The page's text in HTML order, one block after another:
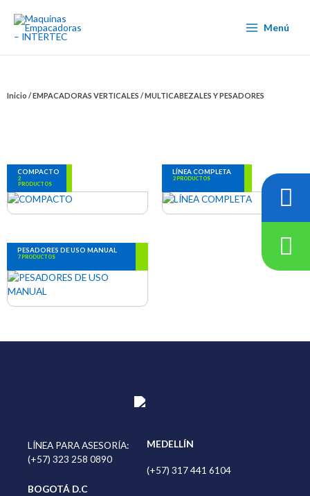
contenido
Menú
Inicio /EMPACADORAS VERTICALES / MULTICABEZALES Y PESADORES
COMPACTO
2
PRODUCTOS
LÍNEA COMPLETA
2 PRODUCTOS
PESADORES DE USO MANUAL
7 PRODUCTOS
LÍNEA PARA ASESORÍA:
(+57) 323 258 0890
>
BOGOTÁ D.C
MEDELLÍN
(+57) 317 441 6104